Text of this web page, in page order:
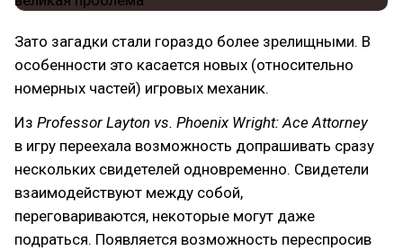
Зато загадки стали гораздо более зрелищными. В
особенности это касается новых (относительно
номерных частей) игровых механик.
Из Professor Layton vs. Phoenix Wright: Ace Attorney
в игру переехала возможность допрашивать сразу
нескольких свидетелей одновременно. Свидетели
взаимодействуют между собой,
переговариваются, некоторые могут даже
подраться. Появляется возможность переспросив